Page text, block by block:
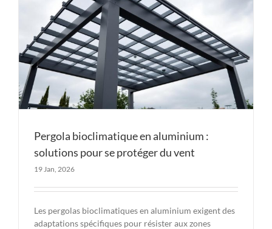
Pergola bioclimatique en aluminium :
solutions pour se protéger du vent
19 Jan, 2026
Les pergolas bioclimatiques en aluminium exigent des
adaptations spécifiques pour résister aux zones